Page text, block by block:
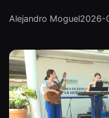
Alejandro Moguel2026-